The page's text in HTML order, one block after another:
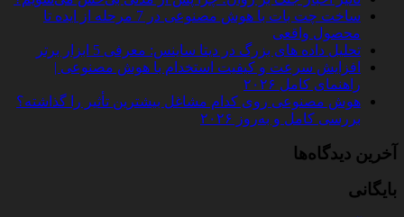
ساخت چت‌ بات با هوش مصنوعی در 7 مرحله از ایده تا
محصول واقعی
تحلیل داده‌ های بزرگ در دیتا ساینس: معرفی 5 ابزار برتر
افزایش سرعت و کیفیت استخدام با هوش مصنوعی |
راهنمای کامل ۲۰۲۶
هوش مصنوعی روی کدام مشاغل بیشترین تأثیر را گذاشته؟
بررسی کامل و به‌روز ۲۰۲۶
آخرین دیدگاه‌ها
بایگانی